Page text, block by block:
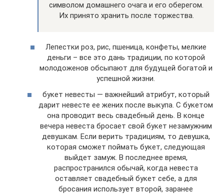
символом домашнего очага и его оберегом.
Их принято хранить после торжества.
Лепестки роз, рис, пшеница, конфеты, мелкие
деньги – все это дань традиции, по которой
молодоженов обсыпают для будущей богатой и
успешной жизни.
букет невесты — важнейший атрибут, который
дарит невесте ее жених после выкупа. С букетом
она проводит весь свадебный день. В конце
вечера невеста бросает свой букет незамужним
девушкам. Если верить традициям, то девушка,
которая сможет поймать букет, следующая
выйдет замуж. В последнее время,
распространился обычай, когда невеста
оставляет свадебный букет себе, а для
бросания использует второй, заранее